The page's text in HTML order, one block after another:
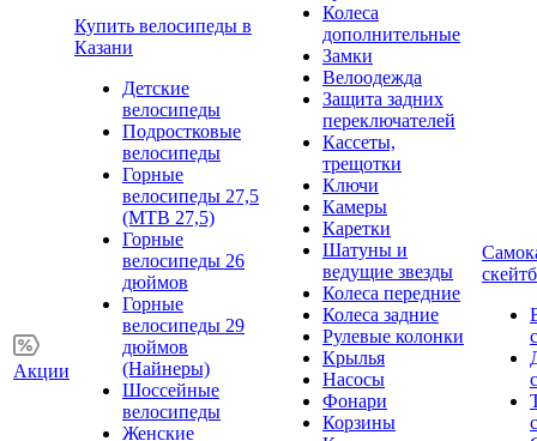
Акции
Купить велосипеды в
Казани
Детские
велосипеды
Подростковые
велосипеды
Горные
велосипеды 27,5
(MTB 27,5)
Горные
велосипеды 26
дюймов
Горные
велосипеды 29
дюймов
(Найнеры)
Шоссейные
велосипеды
Женские
Колеса
дополнительные
Замки
Велоодежда
Защита задних
переключателей
Кассеты,
трещотки
Ключи
Камеры
Каретки
Шатуны и
ведущие звезды
Колеса передние
Колеса задние
Рулевые колонки
Крылья
Насосы
Фонари
Корзины